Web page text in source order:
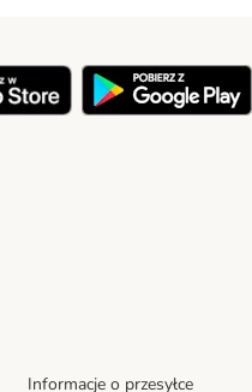
Informacje o przesyłce